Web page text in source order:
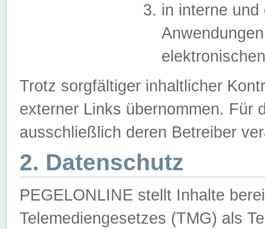
in interne
Trotz sorgfältiger inhaltlicher
externer Links übernommen. Für
ausschließlich deren Betreiber
2. Datenschutz
PEGELONLINE stellt Inhalte
Telemediengesetzes (TMG) als